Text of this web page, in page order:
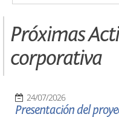
Próximas
corporativa
24/07/2026
Presentación del